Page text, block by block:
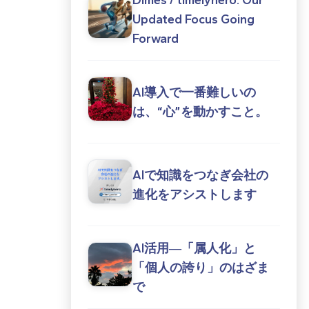
Updated Focus Going
Forward
AI導入で一番難しいの
は、“心”を動かすこと。
AIで知識をつなぎ会社の
進化をアシストします
AI活用―「属人化」と
「個人の誇り」のはざま
で